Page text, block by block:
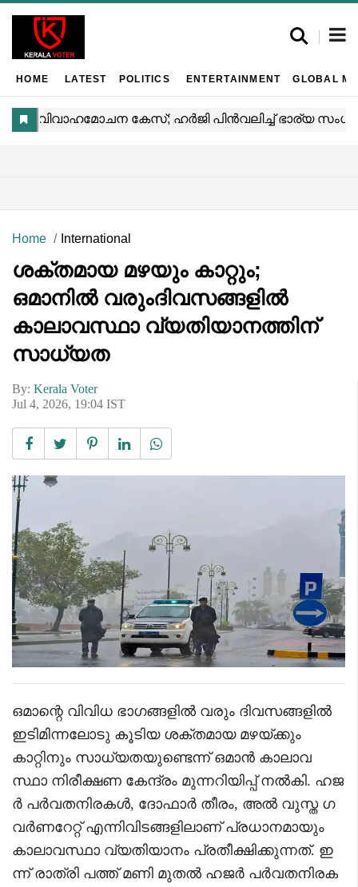
HOME LATEST POLITICS ENTERTAINMENT GLOBAL
Home International
ശക്തമായ മഴയും കാറ്റും;
ഒമാനിൽ വരുംദിവസങ്ങളിൽ
കാലാവസ്ഥാ വ്യതിയാനത്തിന്
സാധ്യത
By: Kerala Voter
Jul 4, 2026, 19:04 IST
ഒമാന്റെ വിവിധ ഭാഗങ്ങളിൽ വരും ദിവസങ്ങളിൽ
ഇടിമിന്നലോടു കൂടിയ ശക്തമായ മഴയ്ക്കും
കാറ്റിനും സാധ്യതയുണ്ടെന്ന് ഒമാൻ കാലാവ
സ്ഥാ നിരീക്ഷണ കേന്ദ്രം മുന്നറിയിപ്പ് നൽകി. ഹജ
ർ പർവതനിരകൾ, ദോഫാർ തീരം, അൽ വുസ്ത ​ഗ
വർണറേറ്റ് എന്നിവിടങ്ങളിലാണ് പ്രധാനമായും
കാലാവസ്ഥാ വ്യതിയാനം പ്രതീക്ഷിക്കുന്നത്. ഇ
ന്ന് രാത്രി പത്ത് മണി മുതൽ ഹജർ പർവതനിരക